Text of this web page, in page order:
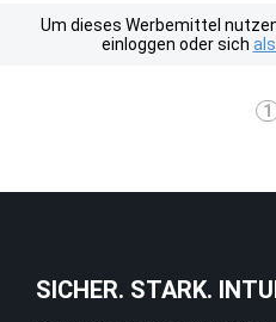
Um dieses Werbemittel
einloggen oder sich
1
SICHER. STARK.